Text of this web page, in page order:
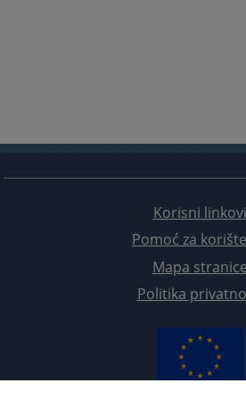
Korisni linkovi
Pomoć za
Mapa stranice
Politika